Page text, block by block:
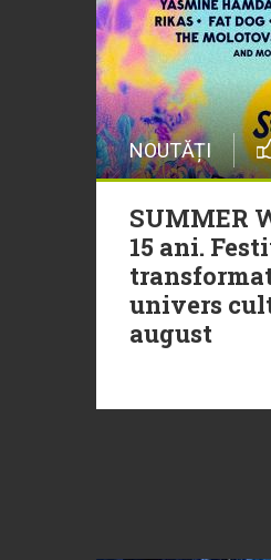
NOUTĂȚI
SUMMER
15 ani.
univers
august